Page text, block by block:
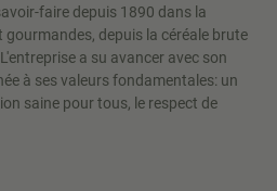
faire depuis 1890 dans la
depuis la céréale brute
a su avancer avec son
à ses valeurs fondamentales: un
saine pour tous, le respect de